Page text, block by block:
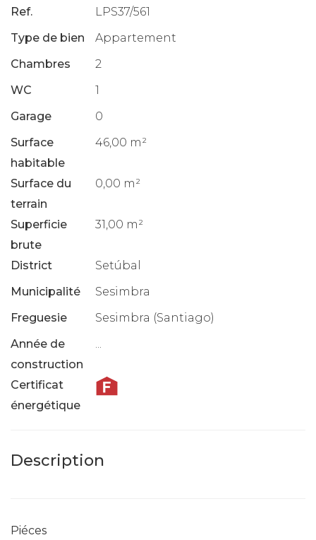
Ref.
LPS37/561
Type de bien
Appartement
Chambres
2
WC
1
Garage
0
Surface
habitable
46,00 m²
Surface du
terrain
0,00 m²
Superficie
brute
31,00 m²
District
Setúbal
Municipalité
Sesimbra
Freguesie
Sesimbra (Santiago)
Année de
construction
Certificat
énergétique
Description
Piéces